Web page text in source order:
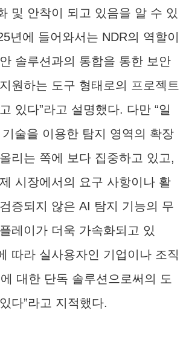
및 안착이 되고 있음을 알 수 있
년에 들어와서는 NDR의 역할이
솔루션과의 통합을 통한 보안
원하는 도구 형태로의 프로젝트
있다”라고 설명했다. 다만 “일
술을 이용한 탐지 영역의 확장
리는 쪽에 보다 집중하고 있고,
시장에서의 요구 사항이나 활
증되지 않은 AI 탐지 기능의 무
레이가 더욱 가속화되고 있
따라 실사용자인 기업이나 조직
대한 단독 솔루션으로써의 도
다”라고 지적했다.